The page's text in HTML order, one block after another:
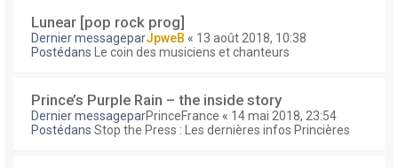
Lunear [pop rock prog]
Dernier messageparJpweB « 13 août 2018, 10:38
Postédans
Le coin des musiciens et chanteurs
Prince’s Purple Rain – the inside story
Dernier messageparPrinceFrance « 14 mai 2018, 23:54
Postédans Stop the Press : Les dernières infos Princières